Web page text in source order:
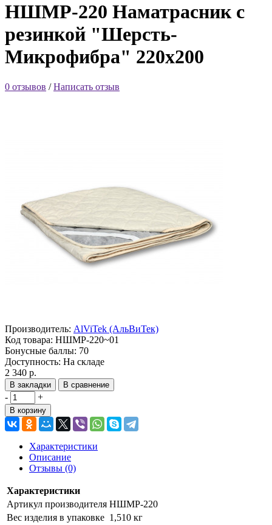
НШМР-220 Наматрасник с
резинкой "Шерсть-
Микрофибра" 220х200
0 отзывов /Написать отзыв
Производитель: AlViTek (АльВиТек)
Код товара: НШМР-220~01
Бонусные баллы: 70
Доступность: На складе
2 340 р.
В закладки В сравнение
- +
В корзину
Характеристики
Описание
Отзывы (0)
Характеристики
Артикул производителя НШМР-220
Вес изделия в упаковке 1,510 кг